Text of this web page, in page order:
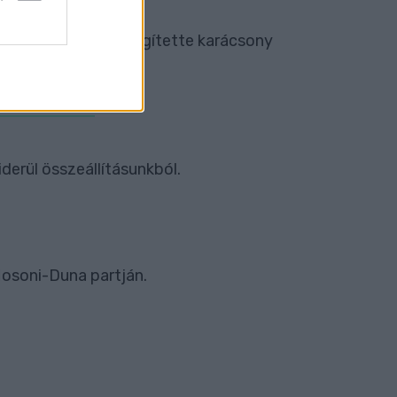
rászorulókat segítette karácsony
összeállításunkból.
Duna partján.